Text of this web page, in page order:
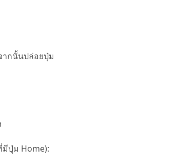
ากนั้นปล่อยปุ่ม
มีปุ่ม Home):